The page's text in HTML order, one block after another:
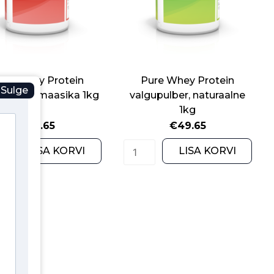
Whey Protein
maasika 1kg
49.65
Pure
LISA KORVI
Pure Whey Protein
valgupulber, naturaalne
1kg
€49.65
Pure
LISA KORVI
Sulge